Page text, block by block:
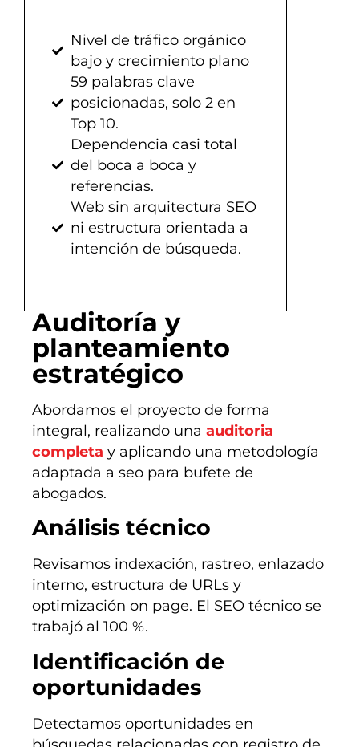
Nivel de tráfico orgánico
bajo y crecimiento plano
59 palabras clave
posicionadas, solo 2 en
Top 10.
Dependencia casi total
del boca a boca y
referencias.
Web sin arquitectura SEO
ni estructura orientada a
intención de búsqueda.
Auditoría y
planteamiento
estratégico
Abordamos el proyecto de forma
integral, realizando una auditoria
completa y aplicando una metodología
adaptada a seo para bufete de
abogados.
Análisis técnico
Revisamos indexación, rastreo, enlazado
interno, estructura de URLs y
optimización on page. El SEO técnico se
trabajó al 100 %.
Identificación de
oportunidades
Detectamos oportunidades en